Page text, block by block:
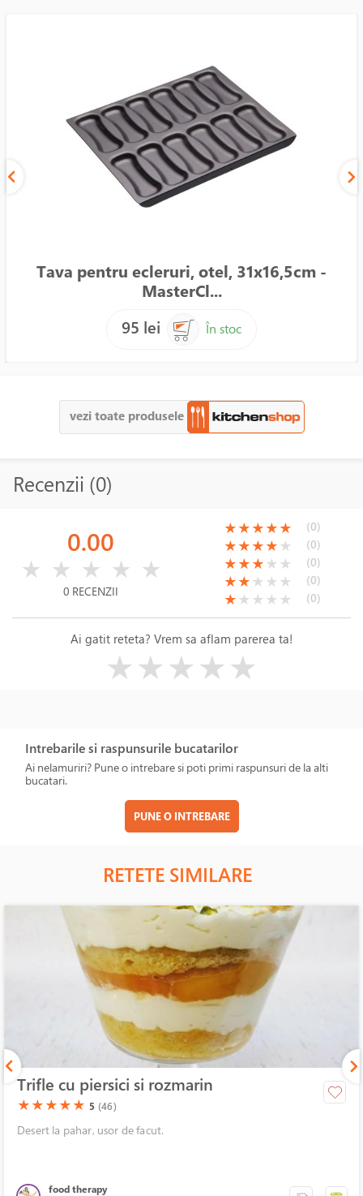
Tava pentru ecleruri, otel, 31x16,5cm -
MasterCl...
95 lei
În stoc
vezi toate produsele
Recenzii (0)
0.00
★ ★ ★ ★ ★
0 RECENZII
(*)
★(*)
★(*)
★(*)
★(*)
★ (0)
(*)
★(*)
★(*)
★(*)
★( )
★ (0)
(*)
★(*)
★(*)
★( )
★ ( )
★ (0)
(*)
★(*)
★( )
★ ( )
★ ( )
★ (0)
(*)
★( )
★ ( )
★ ( )
★ ( )
★ (0)
Ai gatit reteta? Vrem sa aflam parerea ta!
★★★★★
Intrebarile si raspunsurile bucatarilor
Ai nelamuriri? Pune o intrebare si poti primi raspunsuri de la alti
bucatari.
PUNE O INTREBARE
RETETE SIMILARE
Trifle cu piersici si rozmarin
(*)
★(*)
★(*)
★(*)
★(*)
★ 5 (46)
Desert la pahar, usor de facut.
food therapy